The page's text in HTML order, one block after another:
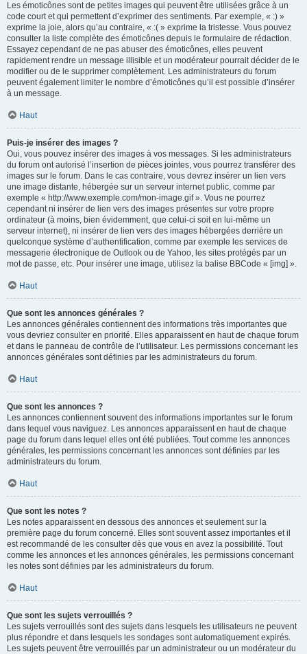
Les émoticônes sont de petites images qui peuvent être utilisées grâce à un
code court et qui permettent d’exprimer des sentiments. Par exemple, « :) »
exprime la joie, alors qu’au contraire, « :( » exprime la tristesse. Vous pouvez
consulter la liste complète des émoticônes depuis le formulaire de rédaction.
Essayez cependant de ne pas abuser des émoticônes, elles peuvent
rapidement rendre un message illisible et un modérateur pourrait décider de le
modifier ou de le supprimer complètement. Les administrateurs du forum
peuvent également limiter le nombre d’émoticônes qu’il est possible d’insérer
à un message.
Haut
Puis-je insérer des images ?
Oui, vous pouvez insérer des images à vos messages. Si les administrateurs
du forum ont autorisé l’insertion de pièces jointes, vous pourrez transférer des
images sur le forum. Dans le cas contraire, vous devrez insérer un lien vers
une image distante, hébergée sur un serveur internet public, comme par
exemple « http://www.exemple.com/mon-image.gif ». Vous ne pourrez
cependant ni insérer de lien vers des images présentes sur votre propre
ordinateur (à moins, bien évidemment, que celui-ci soit en lui-même un
serveur internet), ni insérer de lien vers des images hébergées derrière un
quelconque système d’authentification, comme par exemple les services de
messagerie électronique de Outlook ou de Yahoo, les sites protégés par un
mot de passe, etc. Pour insérer une image, utilisez la balise BBCode « [img] ».
Haut
Que sont les annonces générales ?
Les annonces générales contiennent des informations très importantes que
vous devriez consulter en priorité. Elles apparaissent en haut de chaque forum
et dans le panneau de contrôle de l’utilisateur. Les permissions concernant les
annonces générales sont définies par les administrateurs du forum.
Haut
Que sont les annonces ?
Les annonces contiennent souvent des informations importantes sur le forum
dans lequel vous naviguez. Les annonces apparaissent en haut de chaque
page du forum dans lequel elles ont été publiées. Tout comme les annonces
générales, les permissions concernant les annonces sont définies par les
administrateurs du forum.
Haut
Que sont les notes ?
Les notes apparaissent en dessous des annonces et seulement sur la
première page du forum concerné. Elles sont souvent assez importantes et il
est recommandé de les consulter dès que vous en avez la possibilité. Tout
comme les annonces et les annonces générales, les permissions concernant
les notes sont définies par les administrateurs du forum.
Haut
Que sont les sujets verrouillés ?
Les sujets verrouillés sont des sujets dans lesquels les utilisateurs ne peuvent
plus répondre et dans lesquels les sondages sont automatiquement expirés.
Les sujets peuvent être verrouillés par un administrateur ou un modérateur du